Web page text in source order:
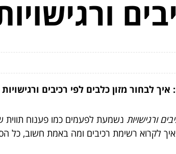
איך לבחור מזון כלבים לפי רכיבים ורגישויות
ורגישויות נשמעת לפעמים כמו פענוח
לקרוא רשימת רכיבים ומה באמת חשוב, כל